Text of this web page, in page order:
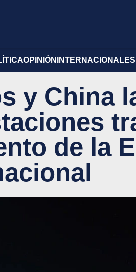
OPINIÓN INTERNACIONALES
y China
de la